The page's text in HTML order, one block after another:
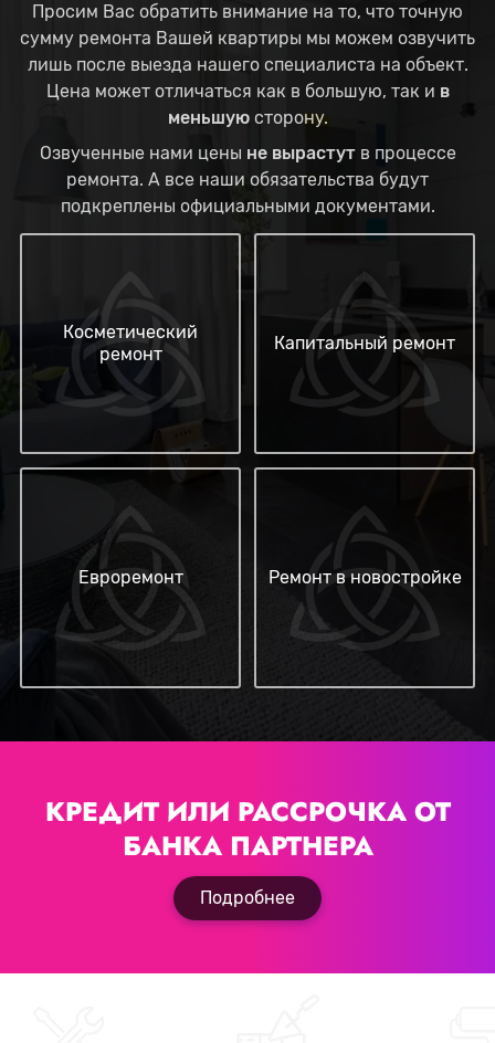
Просим Вас обратить внимание на то, что точную
сумму ремонта Вашей квартиры мы можем озвучить
лишь после выезда нашего специалиста на объект.
Цена может отличаться как в большую, так и в
меньшуюсторону.
Озвученные нами цены не вырастутв процессе
ремонта. А все наши обязательства будут
подкреплены официальными документами.
Косметический
ремонт
Капитальный ремонт
Евроремонт Ремонт в новостройке
КРЕДИТ ИЛИ РАССРОЧКА ОТ
БАНКА ПАРТНЕРА
Подробнее